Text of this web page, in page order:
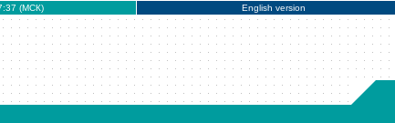
(МСК) English version